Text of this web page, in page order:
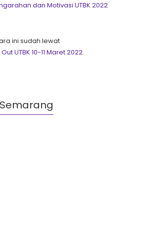
dan Motivasi UTBK 2022
ini sudah lewat
UTBK 10-11 Maret 2022
Semarang